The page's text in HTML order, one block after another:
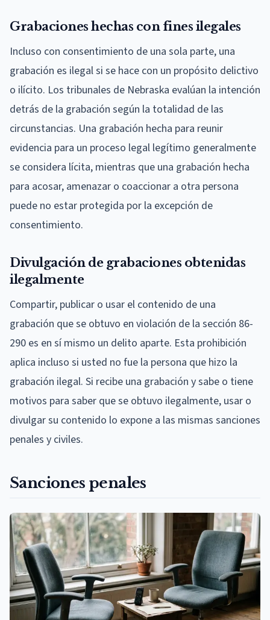
Grabaciones hechas con fines ilegales
Incluso con consentimiento de una sola parte, una
grabación es ilegal si se hace con un propósito delictivo
o ilícito. Los tribunales de Nebraska evalúan la intención
detrás de la grabación según la totalidad de las
circunstancias. Una grabación hecha para reunir
evidencia para un proceso legal legítimo generalmente
se considera lícita, mientras que una grabación hecha
para acosar, amenazar o coaccionar a otra persona
puede no estar protegida por la excepción de
consentimiento.
Divulgación de grabaciones obtenidas
ilegalmente
Compartir, publicar o usar el contenido de una
grabación que se obtuvo en violación de la sección 86-
290 es en sí mismo un delito aparte. Esta prohibición
aplica incluso si usted no fue la persona que hizo la
grabación ilegal. Si recibe una grabación y sabe o tiene
motivos para saber que se obtuvo ilegalmente, usar o
divulgar su contenido lo expone a las mismas sanciones
penales y civiles.
Sanciones penales